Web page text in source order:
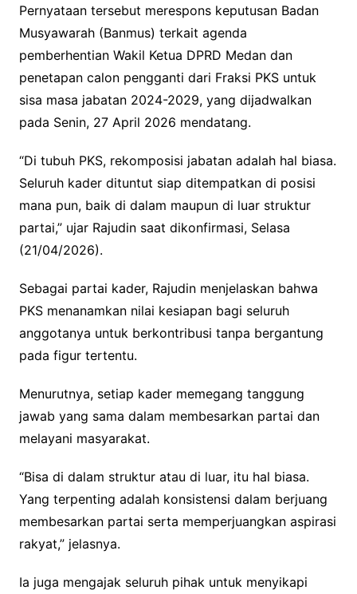
Pernyataan tersebut merespons keputusan Badan
Musyawarah (Banmus) terkait agenda
pemberhentian Wakil Ketua DPRD Medan dan
penetapan calon pengganti dari Fraksi PKS untuk
sisa masa jabatan 2024-2029, yang dijadwalkan
pada Senin, 27 April 2026 mendatang.
“Di tubuh PKS, rekomposisi jabatan adalah hal biasa.
Seluruh kader dituntut siap ditempatkan di posisi
mana pun, baik di dalam maupun di luar struktur
partai,” ujar Rajudin saat dikonfirmasi, Selasa
(21/04/2026).
Sebagai partai kader, Rajudin menjelaskan bahwa
PKS menanamkan nilai kesiapan bagi seluruh
anggotanya untuk berkontribusi tanpa bergantung
pada figur tertentu.
Menurutnya, setiap kader memegang tanggung
jawab yang sama dalam membesarkan partai dan
melayani masyarakat.
“Bisa di dalam struktur atau di luar, itu hal biasa.
Yang terpenting adalah konsistensi dalam berjuang
membesarkan partai serta memperjuangkan aspirasi
rakyat,” jelasnya.
Ia juga mengajak seluruh pihak untuk menyikapi